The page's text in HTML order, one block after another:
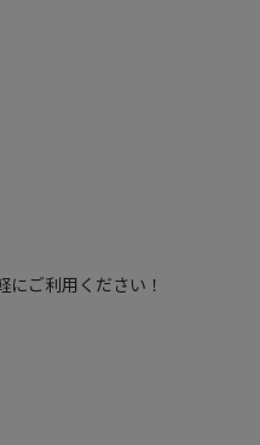
ご利用ください！